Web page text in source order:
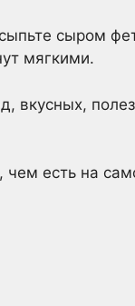
сыром
мягкими.
вкусных,
есть на